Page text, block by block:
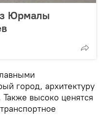
Юрмалы
город, архитектуру
высоко ценятся